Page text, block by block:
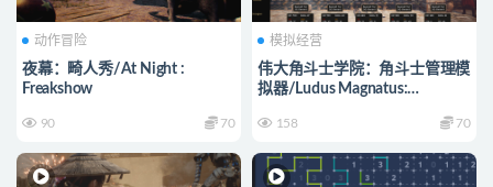
动作冒险
夜幕：畸人秀/At Night :
Freakshow
90 70
模拟经营
伟大角斗士学院：角斗士管理模
拟器/Ludus Magnatus:
158 70